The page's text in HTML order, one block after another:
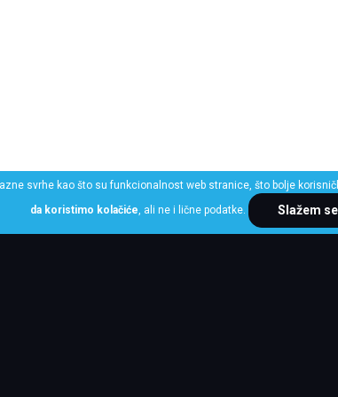
svrhe kao što su funkcionalnost web stranice, što bolje
da koristimo kolačiće , ali ne i lične podatke. Slažem se